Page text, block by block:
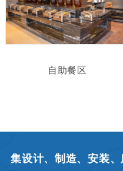
自助餐区
集设计、制造、安装